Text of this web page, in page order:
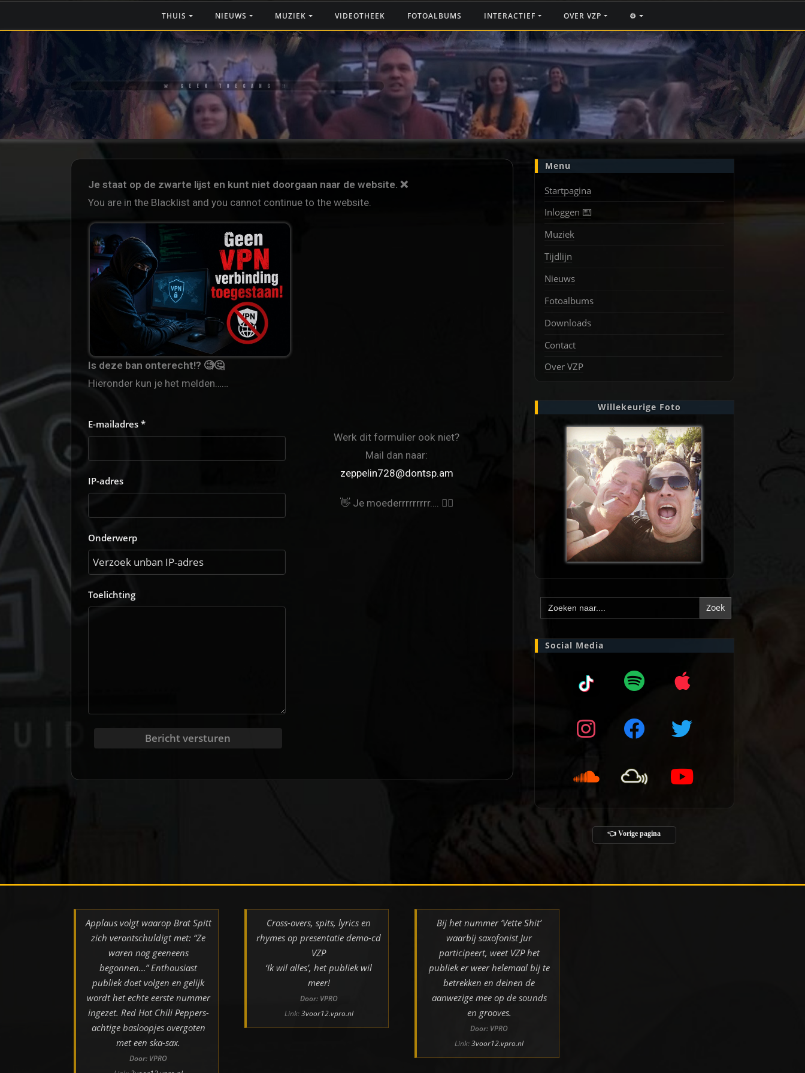
THUIS NIEUWS MUZIEK VIDEOTHEEK FOTOALBUMS INTERACTIEF OVER VZP ⚙️
🚨 GEEN TOEGANG ‼️
Je staat op de zwarte lijst en kunt niet doorgaan naar de website. ❌
You are in the Blacklist and you cannot continue to the website.
Is deze ban onterecht!? 🧐🤔
Hieronder kun je het melden……
E-mailadres *
IP-adres
Onderwerp
Toelichting
Bericht versturen
Werk dit formulier ook niet?
Mail dan naar:
zeppelin728@dontsp.am
👋 Je moederrrrrrrrr…. 🙋‍♀
Menu
Startpagina
Inloggen ⌨️
Muziek
Tijdlijn
Nieuws
Fotoalbums
Downloads
Contact
Over VZP
Willekeurige Foto
Zoek
naar:
Social Media
👈 Vorige pagina
Applaus volgt waarop Brat Spitt
zich verontschuldigt met: “Ze
waren nog geeneens
begonnen…” Enthousiast
publiek doet volgen en gelijk
wordt het echte eerste nummer
ingezet. Red Hot Chili Peppers-
achtige basloopjes overgoten
met een ska-sax.
Door: VPRO
Cross-overs, spits, lyrics en
rhymes op presentatie demo-cd
VZP
‘Ik wil alles’, het publiek wil
meer!
Door: VPRO
Link:3voor12.vpro.nl
Bij het nummer ‘Vette Shit’
waarbij saxofonist Jur
participeert, weet VZP het
publiek er weer helemaal bij te
betrekken en deinen de
aanwezige mee op de sounds
en grooves.
Door: VPRO
Link:3voor12.vpro.nl